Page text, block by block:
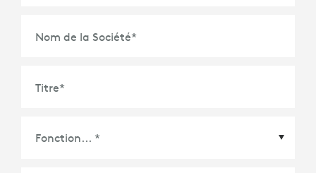
Nom de la Société*
Titre*